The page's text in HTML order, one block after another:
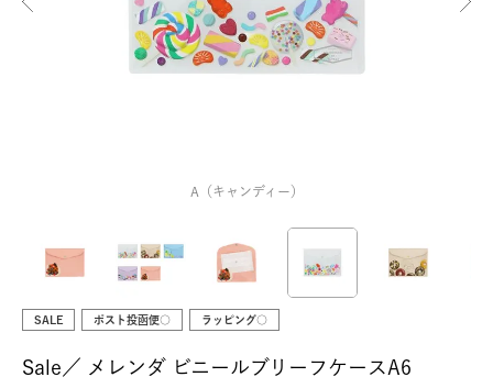
A（キャンディー）
SALE ポスト投函便○ ラッピング○
Sale／ メレンダ ビニールブリーフケースA6